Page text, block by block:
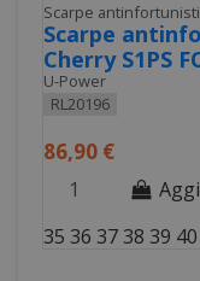
Scarpe
Scarpe
Cherry S1PS
U-Power
RL20196
86,90 €
35 36 3738 39 40